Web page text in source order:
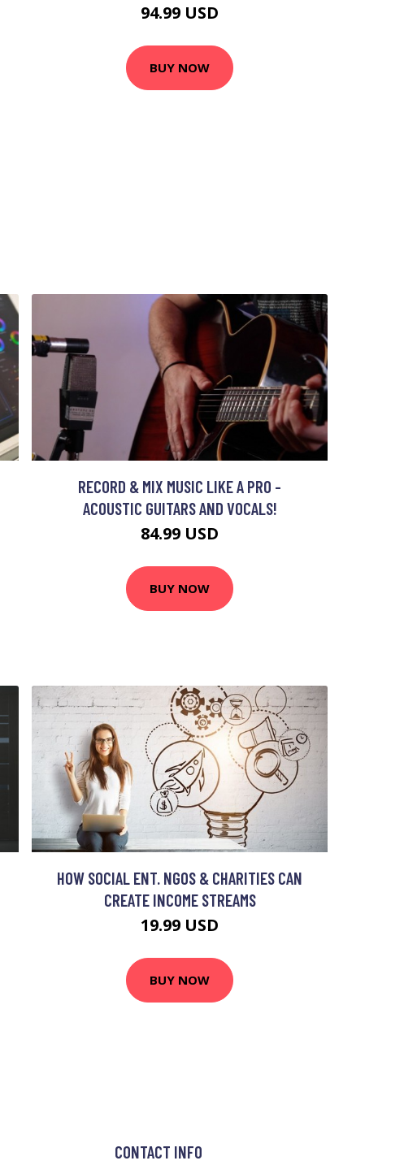
94.99 USD
BUY NOW
RECORD & MIX MUSIC LIKE A PRO -
ACOUSTIC GUITARS AND VOCALS!
84.99 USD
BUY NOW
HOW SOCIAL ENT. NGOS & CHARITIES CAN
CREATE INCOME STREAMS
19.99 USD
BUY NOW
CONTACT INFO